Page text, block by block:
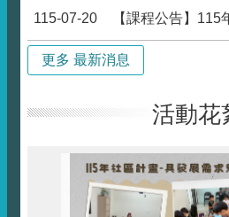
115-07-20 【課程公告】115年認輔志工暨
更多 最新消息
活動花